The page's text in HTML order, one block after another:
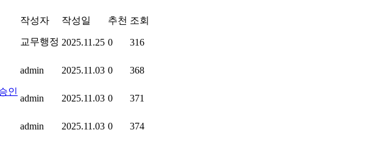
작성자 작성일 추천 조회
교무행정 2025.11.25 0 316
admin 2025.11.03 0 368
인
admin 2025.11.03 0 371
admin 2025.11.03 0 374